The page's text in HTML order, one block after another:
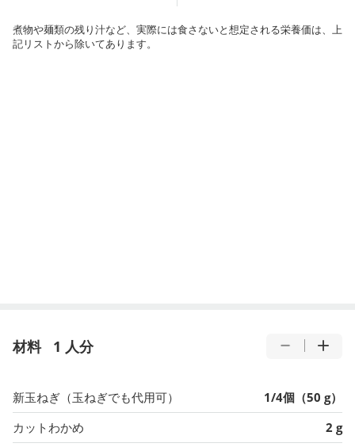
煮物や麺類の残り汁など、実際には食さないと想定される栄養価は、上
記リストから除いてあります。
材料 1 人分
新玉ねぎ（玉ねぎでも代用可）
1/4個（50 g）
カットわかめ
2 g